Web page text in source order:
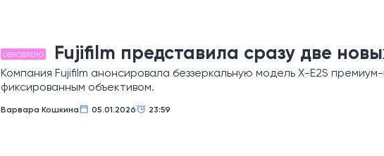
ОБНОВЛЕНО Fujifilm представила сразу две
Компания Fujifilm анонсировала беззеркальную модель X-E2S
фиксированным объективом.
Варвара Кошкина 05.01.2026 23:59